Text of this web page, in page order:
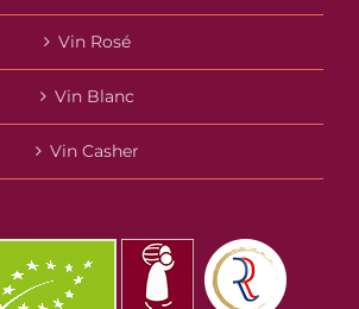
Vin Rosé
Vin Blanc
Vin Casher